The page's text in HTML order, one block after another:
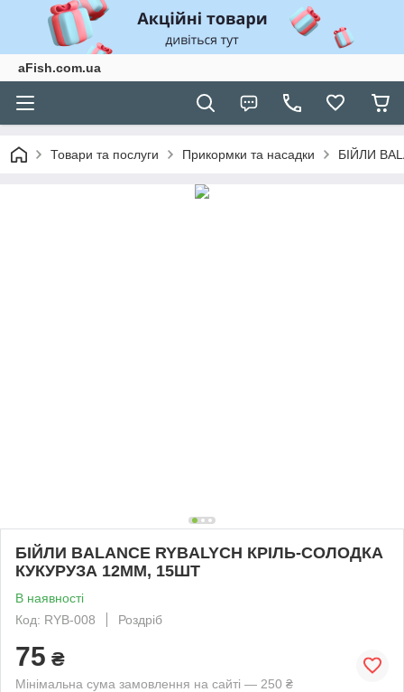
aFish.com.ua
Товари та послуги Прикормки та насадки БІЙЛИ
БІЙЛИ BALANCE RYBALYCH КРІЛЬ-СОЛОДКА
КУКУРУЗА 12ММ, 15ШТ
В наявності
Код: RYB-008
Роздріб
75 ₴
Мінімальна сума замовлення на сайті — 250 ₴